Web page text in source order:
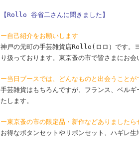
【Rollo 谷省二さんに聞きました】
ー自己紹介をお願いします
神戸の元町の手芸雑貨店Rollo(ロロ）です。
り扱っております。東京蚤の市で皆さまにお
ー当日ブースでは、どんなものと出会うことが
手芸雑貨はもちろんですが、フランス、ベル
たします。
ー東京蚤の市の限定品・新作などありました
お得なボタンセットやリボンセット、ハギレ